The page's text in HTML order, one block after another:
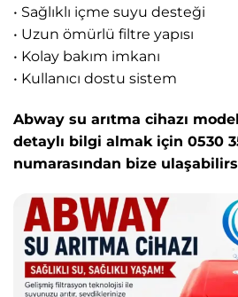
• Sağlıklı içme suyu desteği
• Uzun ömürlü filtre yapısı
• Kolay bakım imkanı
• Kullanıcı dostu sistem
Abway su arıtma cihazı
detaylı bilgi almak için 0530
numarasından bize